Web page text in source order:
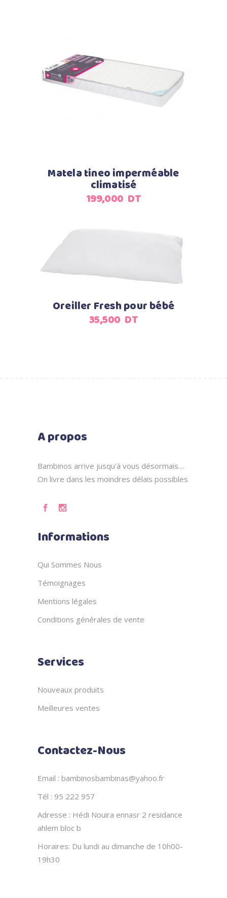
Ajouter au panier
Matela tineo imperméable
climatisé
199,000 DT
Oreiller Fresh pour bébé
35,500 DT
A propos
Bambinos arrive jusqu'à vous désormais…
On livre dans les moindres délais possibles
Informations
Qui Sommes Nous
Témoignages
Mentions légales
Conditions générales de vente
Services
Nouveaux produits
Meilleures ventes
Contactez-Nous
Email : bambinosbambinas@yahoo.fr
Tél : 95 222 957
Adresse : Hédi Nouira ennasr 2 residance
ahlem bloc b
Horaires: Du lundi au dimanche de 10h00-
19h30